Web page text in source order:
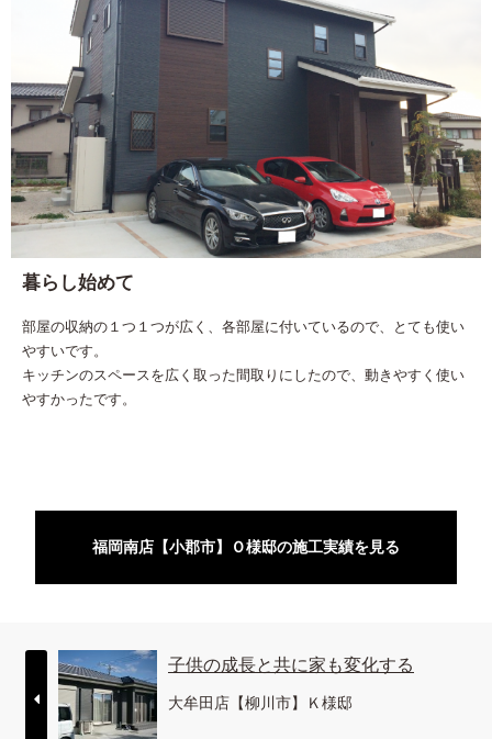
暮らし始めて
部屋の収納の１つ１つが広く、各部屋に付いているので、とても使い
やすいです。
キッチンのスペースを広く取った間取りにしたので、動きやすく使い
やすかったです。
福岡南店【小郡市】Ｏ様邸の施工実績を見る
子供の成長と共に家も変化する
大牟田店【柳川市】Ｋ様邸